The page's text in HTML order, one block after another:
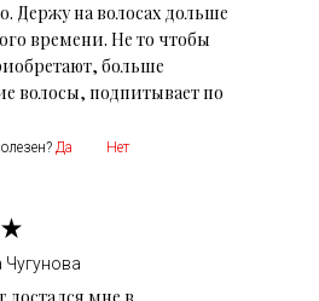
Держу на волосах дольше
времени. Не то чтобы
больше
волосы, подпитывает по
Да Нет
Чугунова